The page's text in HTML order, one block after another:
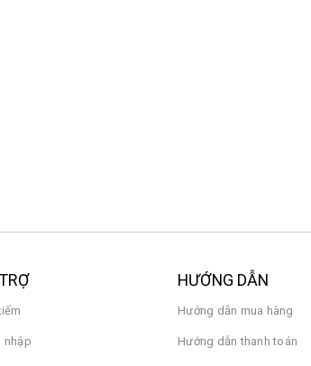
nhập
HƯỚNG DẪN
Hướng dẫn mua hàng
Hướng dẫn thanh toán